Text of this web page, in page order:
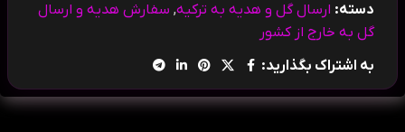
دسته: ارسال گل و هدیه به ترکیه, سفارش هدیه و ارسال
گل به خارج از کشور
به اشتراک بگذارید: